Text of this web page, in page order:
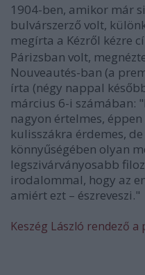
1904-ben, amikor már
bulvárszerző volt,
megírta a Kézről kézre
Párizsban volt,
Nouveautés-ban (a
írta (négy nappal
március 6-i számában:
nagyon értelmes,
kulisszákra érdemes,
könnyűségében olyan
legszivárványosabb
irodalommal, hogy az
amiért ezt – észreveszi."
Keszég László rendező